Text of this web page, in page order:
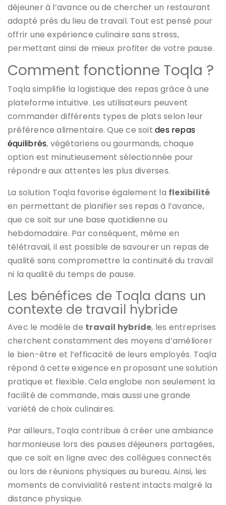
déjeuner à l’avance ou de chercher un restaurant
adapté près du lieu de travail. Tout est pensé pour
offrir une expérience culinaire sans stress,
permettant ainsi de mieux profiter de votre pause.
Comment fonctionne Toqla ?
Toqla simplifie la logistique des repas grâce à une
plateforme intuitive. Les utilisateurs peuvent
commander différents types de plats selon leur
préférence alimentaire. Que ce soitdes repas
équilibrés, végétariens ou gourmands, chaque
option est minutieusement sélectionnée pour
répondre aux attentes les plus diverses.
La solution Toqla favorise également la flexibilité
en permettant de planifier ses repas à l’avance,
que ce soit sur une base quotidienne ou
hebdomadaire. Par conséquent, même en
télétravail, il est possible de savourer un repas de
qualité sans compromettre la continuité du travail
ni la qualité du temps de pause.
Les bénéfices de Toqla dans un
contexte de travail hybride
Avec le modèle de travail hybride, les entreprises
cherchent constamment des moyens d’améliorer
le bien-être et l’efficacité de leurs employés. Toqla
répond à cette exigence en proposant une solution
pratique et flexible. Cela englobe non seulement la
facilité de commande, mais aussi une grande
variété de choix culinaires.
Par ailleurs, Toqla contribue à créer une ambiance
harmonieuse lors des pauses déjeuners partagées,
que ce soit en ligne avec des collègues connectés
ou lors de réunions physiques au bureau. Ainsi, les
moments de convivialité restent intacts malgré la
distance physique.